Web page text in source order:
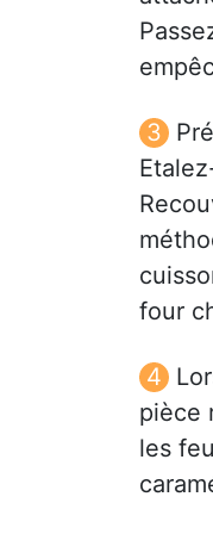
four
pièce
les